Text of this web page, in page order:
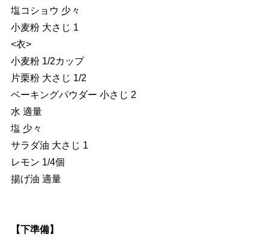
塩コショウ 少々
小麦粉 大さじ 1
<衣>
小麦粉 1/2カップ
片栗粉 大さじ 1/2
ベーキングパウダー 小さじ 2
水 適量
塩 少々
サラダ油 大さじ 1
レモン 1/4個
揚げ油 適量
【下準備】